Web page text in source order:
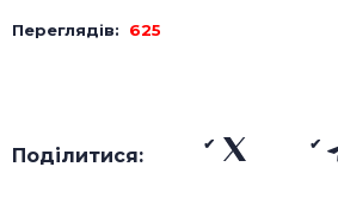
Переглядів: 625
Поділитися: